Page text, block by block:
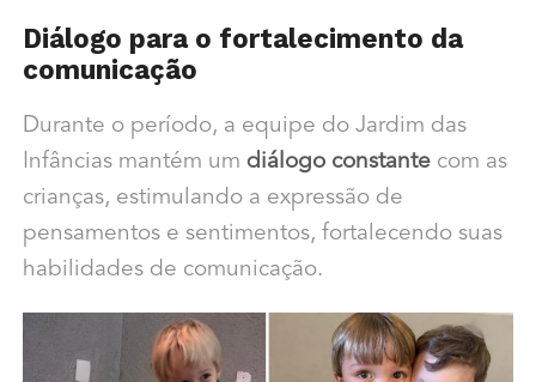
Diálogo para o fortalecimento da
comunicação
Durante o período, a equipe do Jardim das
Infâncias mantém um diálogo constantecom as
crianças, estimulando a expressão de
pensamentos e sentimentos, fortalecendo suas
habilidades de comunicação.